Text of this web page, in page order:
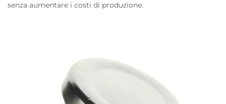
senza aumentare i costi di produzione.